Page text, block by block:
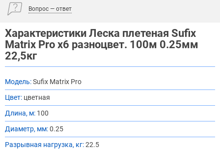
Вопрос — ответ
Характеристики Леска плетеная Sufix
Matrix Pro x6 разноцвет. 100м 0.25мм
22,5кг
Модель:Sufix Matrix Pro
Цвет: цветная
Длина, м: 100
Диаметр, мм:0.25
Разрывная нагрузка, кг:22.5